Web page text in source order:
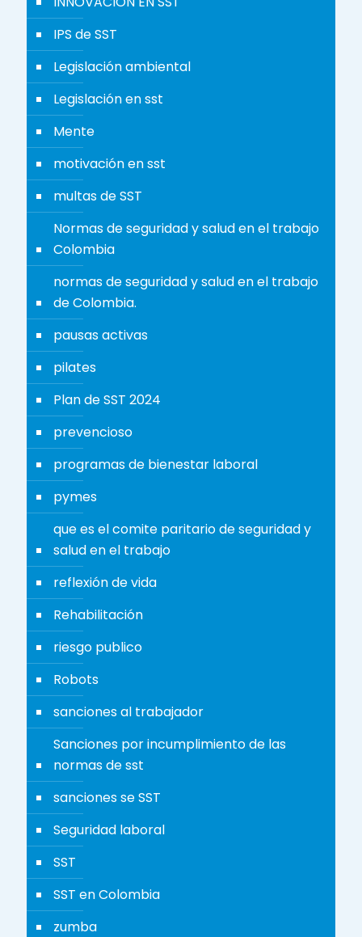
IPS de SST
Legislación ambiental
Legislación en sst
Mente
motivación en sst
multas de SST
Normas de seguridad y salud en el trabajo
Colombia
normas de seguridad y salud en el trabajo
de Colombia.
pausas activas
pilates
Plan de SST 2024
prevencioso
programas de bienestar laboral
pymes
que es el comite paritario de seguridad y
salud en el trabajo
reflexión de vida
Rehabilitación
riesgo publico
Robots
sanciones al trabajador
Sanciones por incumplimiento de las
normas de sst
sanciones se SST
Seguridad laboral
SST
SST en Colombia
zumba